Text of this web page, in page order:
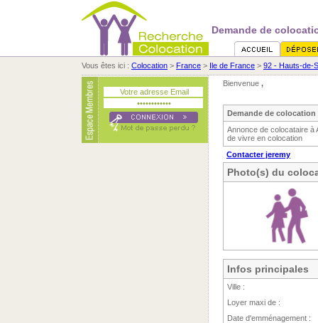
Demande de
Vous êtes ici : Colocation > France > Ile de France > 92 - Hauts-de-
Bienvenue ,
Demande de colocation
Annonce de colocataire à
de vivre en colocation
Contacter jeremy
Photo(s) du
Infos principales
Ville :
Loyer maxi de :
Date d'emménagement :